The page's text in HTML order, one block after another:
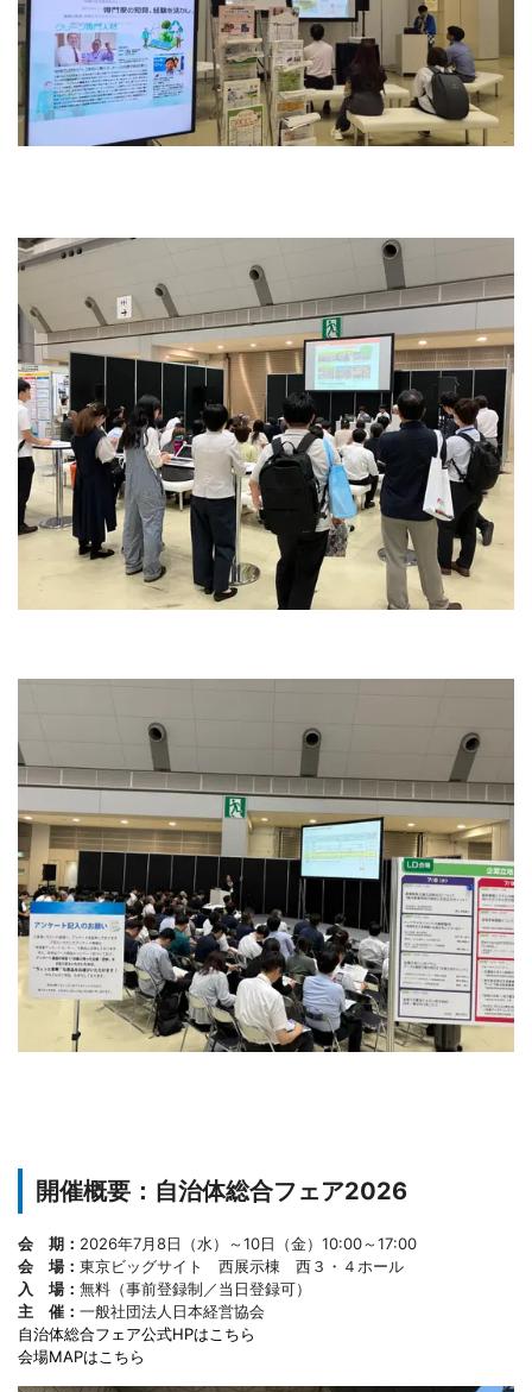
開催概要： 自治体総合フェア2026
会 期： 2026年7月8日（水）～10日（金）10:00～17:00
会 場： 東京ビッグサイト 西展示棟 西３・４ホール
入 場： 無料（事前登録制／当日登録可）
主 催： 一般社団法人日本経営協会
自治体総合フェア公式HPはこちら
会場MAPはこちら